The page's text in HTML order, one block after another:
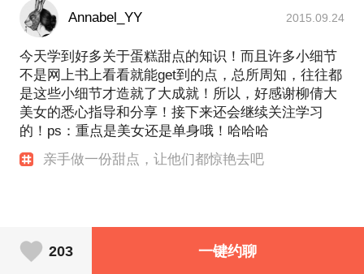
Annabel_YY 2015.09.24
今天学到好多关于蛋糕甜点的知识！而且许多小细节
不是网上书上看看就能get到的点，总所周知，往往都
是这些小细节才造就了大成就！所以，好感谢柳倩大
美女的悉心指导和分享！接下来还会继续关注学习
的！ps：重点是美女还是单身哦！哈哈哈
亲手做一份甜点，让他们都惊艳去吧
203 一键约聊